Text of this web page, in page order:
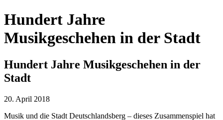
Hundert Jahre
Musikgeschehen in der Stadt
Hundert Jahre Musikgeschehen in der
Stadt
20. April 2018
Musik und die Stadt Deutschlandsberg – dieses Zusammenspiel hat